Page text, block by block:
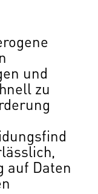
und
zu
auf Daten